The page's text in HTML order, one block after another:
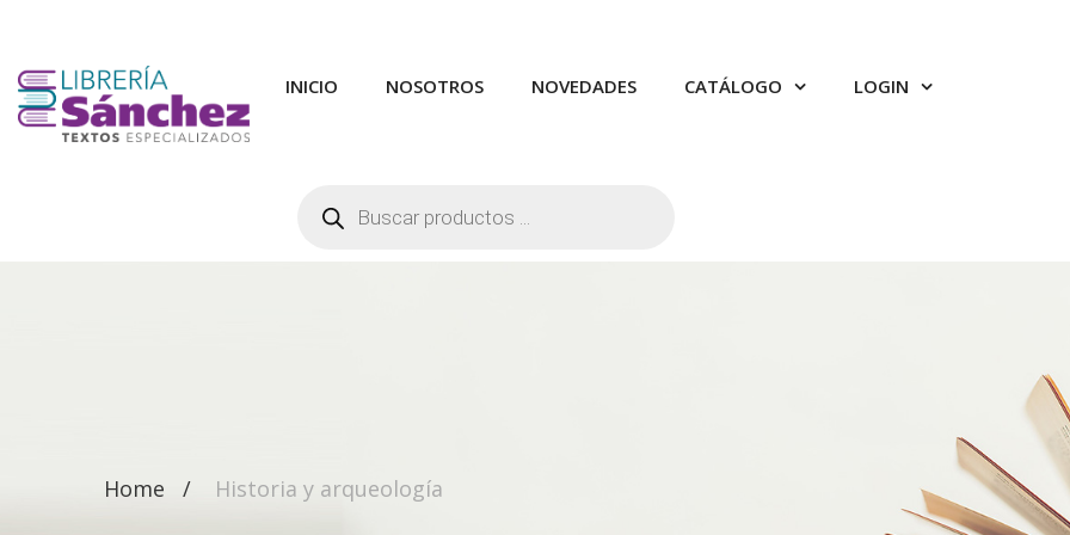
INICIO NOSOTROS NOVEDADES CATÁLOGO LOGIN
productos
Home Historia y arqueología